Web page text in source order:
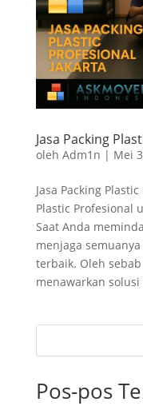
Jasa Packing
oleh Adm1n | Mei
Jasa Packing
Plastic Profesional
Saat Anda
menjaga
terbaik. Oleh
menawarkan solusi
Pos-pos